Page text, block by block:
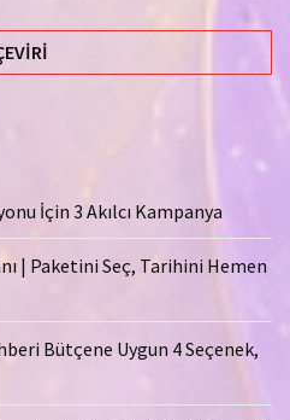
İçin 3 Akılcı Kampanya
| Paketini Seç, Tarihini Hemen
Bütçene Uygun 4 Seçenek,